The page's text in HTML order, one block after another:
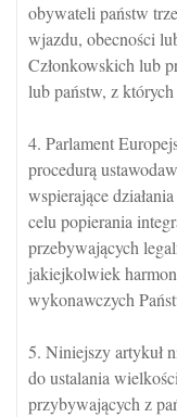
obywateli państw
wjazdu, obecności
Członkowskich lub
lub państw, z
4. Parlament
procedurą
wspierające
celu popierania
przebywających
jakiejkolwiek
wykonawczych
5. Niniejszy artykuł
do ustalania
przybywających z